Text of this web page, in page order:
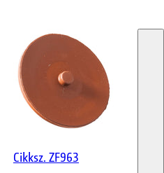
Cikksz. ZF963